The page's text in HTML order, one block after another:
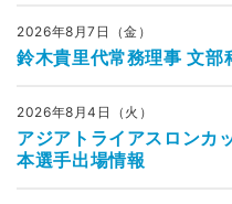
2026年8月7日（金）
鈴木貴里代常務理事 文部
2026年8月4日（火）
アジアトライアスロンカ
本選手出場情報